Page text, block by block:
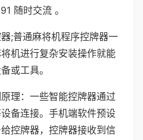
随时交流 。
;普通麻将机程序控牌器一
机进行复杂安装操作就能
或工具。
理：一些智能控牌器通过
备连接。手机端软件预设
控牌器，控牌器接收到信